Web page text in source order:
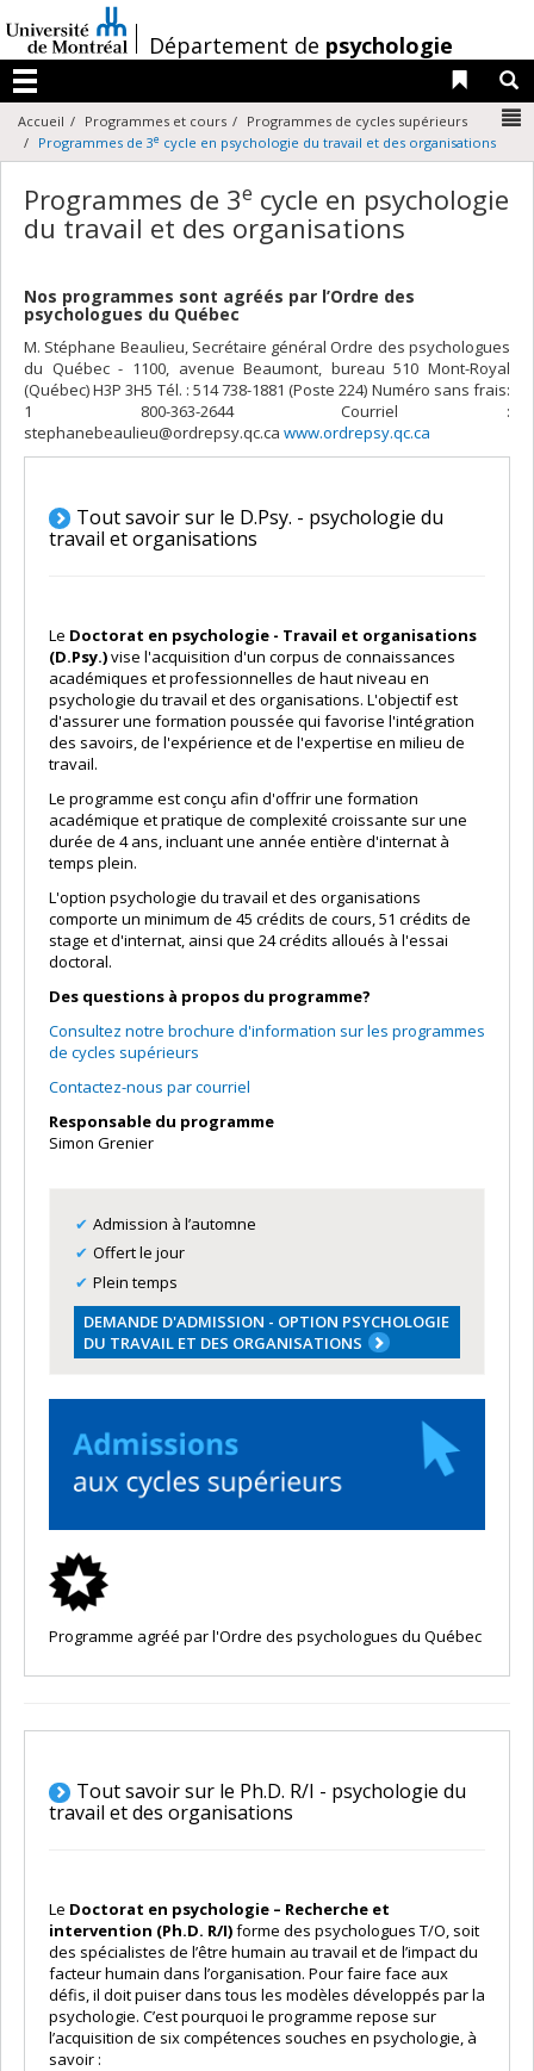
au
contenu
/Département de psychologie
Menu
Liens
Accueil Programmes et cours
Programmes de cycles supérieurs
Programmes de 3e cycle en psychologie du travail et des organisations
Programmes de 3e cycle en psychologie
du travail et des organisations
Nos programmes sont agréés par l’Ordre des
psychologues du Québec
M. Stéphane Beaulieu, Secrétaire général Ordre des psychologues
du Québec - 1100, avenue Beaumont, bureau 510 Mont-Royal
(Québec) H3P 3H5 Tél. : 514 738-1881 (Poste 224) Numéro sans frais:
1 800-363-2644 Courriel :
stephanebeaulieu@ordrepsy.qc.ca www.ordrepsy.qc.ca
Tout savoir sur le D.Psy. - psychologie du
travail et organisations
Le Doctorat en psychologie - Travail et organisations
(D.Psy.)vise l'acquisition d'un corpus de connaissances
académiques et professionnelles de haut niveau en
psychologie du travail et des organisations. L'objectif est
d'assurer une formation poussée qui favorise l'intégration
des savoirs, de l'expérience et de l'expertise en milieu de
travail.
Le programme est conçu afin d'offrir une formation
académique et pratique de complexité croissante sur une
durée de 4 ans, incluant une année entière d'internat à
temps plein.
L'option psychologie du travail et des organisations
comporte un minimum de 45 crédits de cours, 51 crédits de
stage et d'internat, ainsi que 24 crédits alloués à l'essai
doctoral.
Des questions à propos du programme?
Consultez notre brochure d'information sur les programmes
de cycles supérieurs
Contactez-nous par courriel
Responsable du programme
Simon Grenier
Admission à l’automne
Offert le jour
Plein temps
DEMANDE D'ADMISSION - OPTION PSYCHOLOGIE
DU TRAVAIL ET DES ORGANISATIONS
Programme agréé par l'Ordre des psychologues du Québec
Tout savoir sur le Ph.D. R/I - psychologie du
travail et des organisations
Le Doctorat en psychologie – Recherche et
intervention (Ph.D. R/I)forme des psychologues T/O, soit
des spécialistes de l’être humain au travail et de l’impact du
facteur humain dans l’organisation. Pour faire face aux
défis, il doit puiser dans tous les modèles développés par la
psychologie. C’est pourquoi le programme repose sur
l’acquisition de six compétences souches en psychologie, à
savoir :